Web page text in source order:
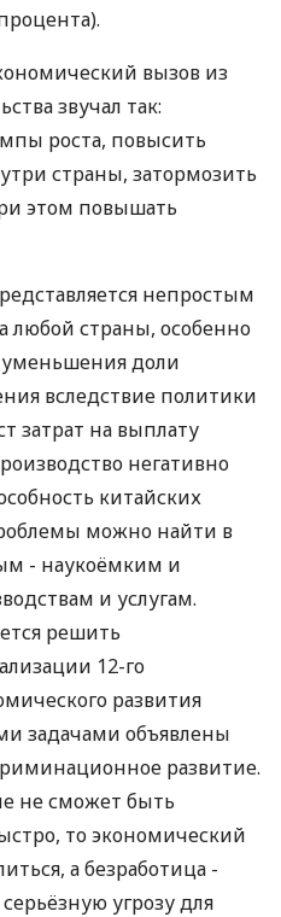
вызов из
звучал так:
роста, повысить
страны, затормозить
этом повышать
непростым
любой страны, особенно
уменьшения доли
вследствие политики
затрат на выплату
негативно
китайских
можно найти в
- наукоёмким и
и услугам.
решить
12-го
развития
задачами объявлены
развитие.
не сможет быть
то экономический
а безработица -
угрозу для